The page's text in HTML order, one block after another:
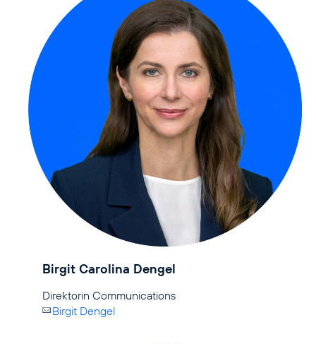
Birgit Carolina Dengel
Birgit Dengel